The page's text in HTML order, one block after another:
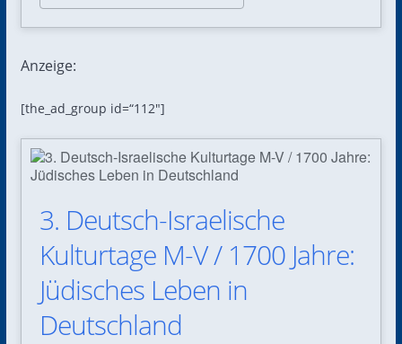
Anzeige:
[the_ad_group id=“112″]
3. Deutsch-Israelische
Kulturtage M-V / 1700 Jahre:
Jüdisches Leben in
Deutschland